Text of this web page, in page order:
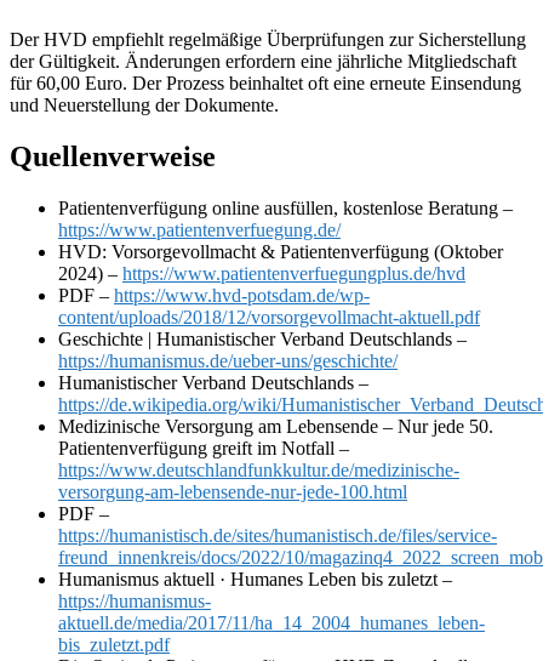
Der HVD empfiehlt regelmäßige Überprüfungen zur Sicherstellung
der Gültigkeit. Änderungen erfordern eine jährliche Mitgliedschaft
für 60,00 Euro. Der Prozess beinhaltet oft eine erneute Einsendung
und Neuerstellung der Dokumente.
Quellenverweise
Patientenverfügung online ausfüllen, kostenlose Beratung –
https://www.patientenverfuegung.de/
HVD: Vorsorgevollmacht & Patientenverfügung (Oktober
2024) – https://www.patientenverfuegungplus.de/hvd
PDF – https://www.hvd-potsdam.de/wp-
content/uploads/2018/12/vorsorgevollmacht-aktuell.pdf
Geschichte | Humanistischer Verband Deutschlands –
https://humanismus.de/ueber-uns/geschichte/
Humanistischer Verband Deutschlands –
https://de.wikipedia.org/wiki/
Medizinische Versorgung am Lebensende – Nur jede 50.
Patientenverfügung greift im Notfall –
https://www.deutschlandfunkkultur.de/medizinische-
versorgung-am-lebensende-nur-jede-100.html
PDF –
https://humanistisch.de/sites/humanistisch.de/files/service-
freund_innenkreis/docs/2022/10/
Humanismus aktuell · Humanes Leben bis zuletzt –
https://humanismus-
aktuell.de/media/2017/11/ha_14_2004_humanes_leben-
bis_zuletzt.pdf